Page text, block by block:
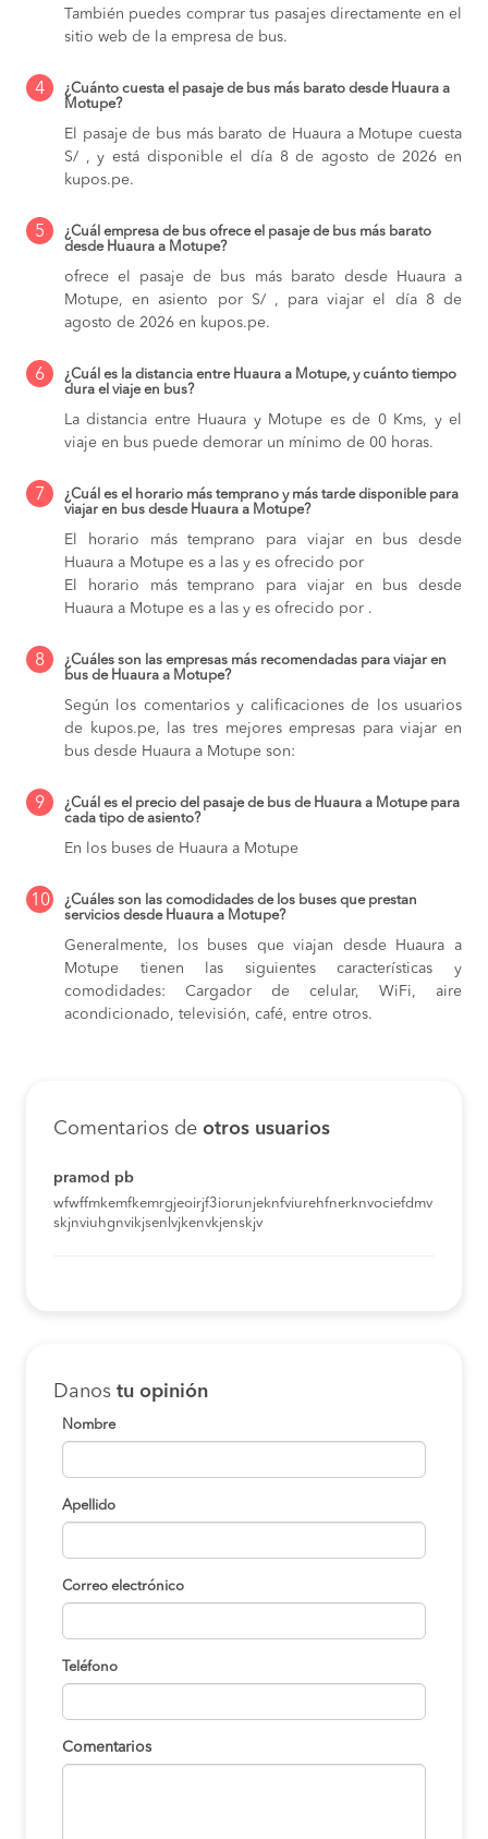
También puedes comprar tus pasajes directamente en el
sitio web de la empresa de bus.
4
¿Cuánto cuesta el pasaje de bus más barato desde Huaura a
Motupe?
El pasaje de bus más barato de Huaura a Motupe cuesta
S/ , y está disponible el día 8 de agosto de 2026 en
kupos.pe.
5
¿Cuál empresa de bus ofrece el pasaje de bus más barato
desde Huaura a Motupe?
ofrece el pasaje de bus más barato desde Huaura a
Motupe, en asiento por S/ , para viajar el día 8 de
agosto de 2026 en kupos.pe.
6
¿Cuál es la distancia entre Huaura a Motupe, y cuánto tiempo
dura el viaje en bus?
La distancia entre Huaura y Motupe es de 0 Kms, y el
viaje en bus puede demorar un mínimo de 00 horas.
7
¿Cuál es el horario más temprano y más tarde disponible para
viajar en bus desde Huaura a Motupe?
El horario más temprano para viajar en bus desde
Huaura a Motupe es a las y es ofrecido por
El horario más temprano para viajar en bus desde
Huaura a Motupe es a las y es ofrecido por .
8
¿Cuáles son las empresas más recomendadas para viajar en
bus de Huaura a Motupe?
Según los comentarios y calificaciones de los usuarios
de kupos.pe, las tres mejores empresas para viajar en
bus desde Huaura a Motupe son:
9
¿Cuál es el precio del pasaje de bus de Huaura a Motupe para
cada tipo de asiento?
En los buses de Huaura a Motupe
10
¿Cuáles son las comodidades de los buses que prestan
servicios desde Huaura a Motupe?
Generalmente, los buses que viajan desde Huaura a
Motupe tienen las siguientes características y
comodidades: Cargador de celular, WiFi, aire
acondicionado, televisión, café, entre otros.
Comentarios de otros usuarios
pramod pb
wfwffmkemfkemrgjeoirjf3iorunjeknfviurehfnerknvociefdmv
skjnviuhgnvikjsenlvjkenvkjenskjv
Danos tu opinión
Nombre
Apellido
Correo electrónico
Teléfono
Comentarios